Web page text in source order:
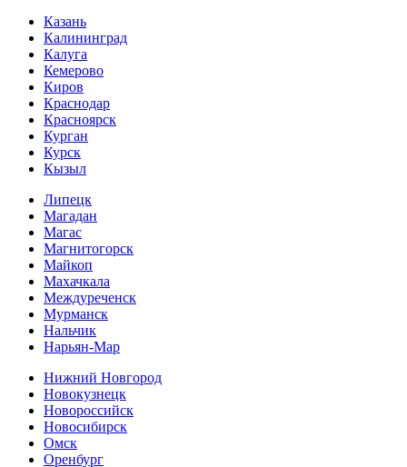
Казань
Калининград
Калуга
Кемерово
Киров
Краснодар
Красноярск
Курган
Курск
Кызыл
Липецк
Магадан
Магас
Магнитогорск
Майкоп
Махачкала
Междуреченск
Мурманск
Нальчик
Нарьян-Мар
Нижний Новгород
Новокузнецк
Новороссийск
Новосибирск
Омск
Оренбург